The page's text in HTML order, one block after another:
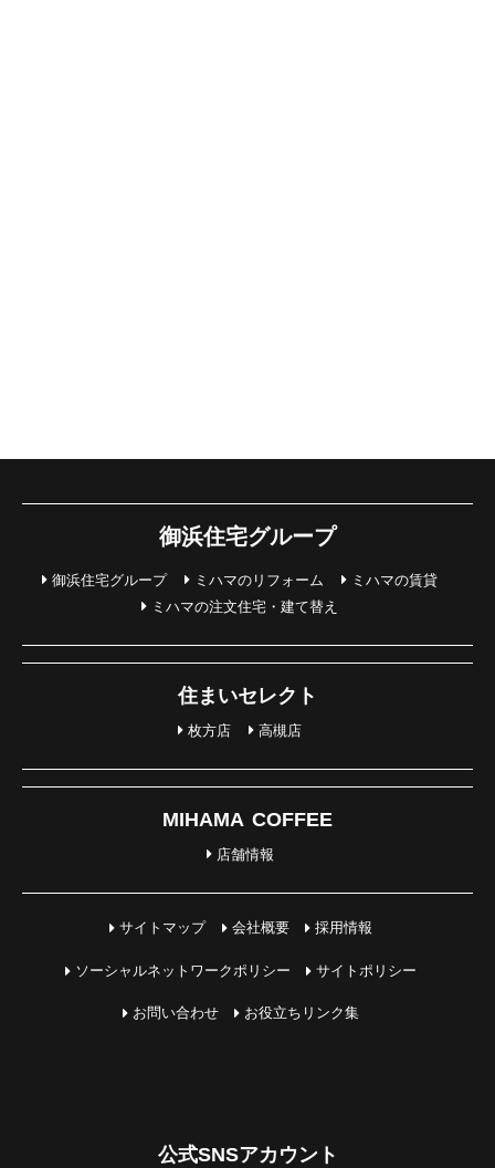
御浜住宅グループ
御浜住宅グループ ミハマのリフォーム
ミハマの賃貸
ミハマの注文住宅・建て替え
住まいセレクト
枚方店 高槻店
MIHAMA COFFEE
店舗情報
サイトマップ 会社概要 採用情報
ソーシャルネットワークポリシー サイトポリシー
お問い合わせ お役立ちリンク集
公式SNSアカウント